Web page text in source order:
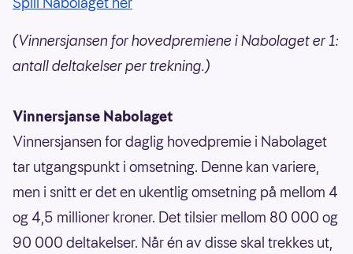
(Vinnersjansen for hovedpremiene i Nabolaget er 1:
antall deltakelser per trekning.)
Vinnersjanse Nabolaget
Vinnersjansen for daglig hovedpremie i Nabolaget
tar utgangspunkt i omsetning. Denne kan variere,
men i snitt er det en ukentlig omsetning på mellom 4
og 4,5 millioner kroner. Det tilsier mellom 80 000 og
90 000 deltakelser. Når én av disse skal trekkes ut,